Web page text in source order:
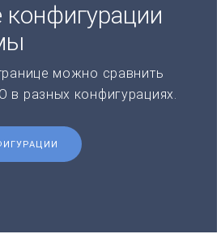
конфигурации
можно сравнить
в разных конфигурациях.